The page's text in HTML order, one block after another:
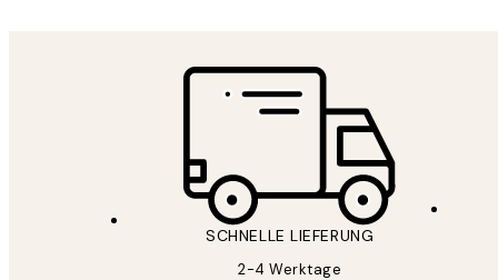
SCHNELLE LIEFERUNG
2-4 Werktage